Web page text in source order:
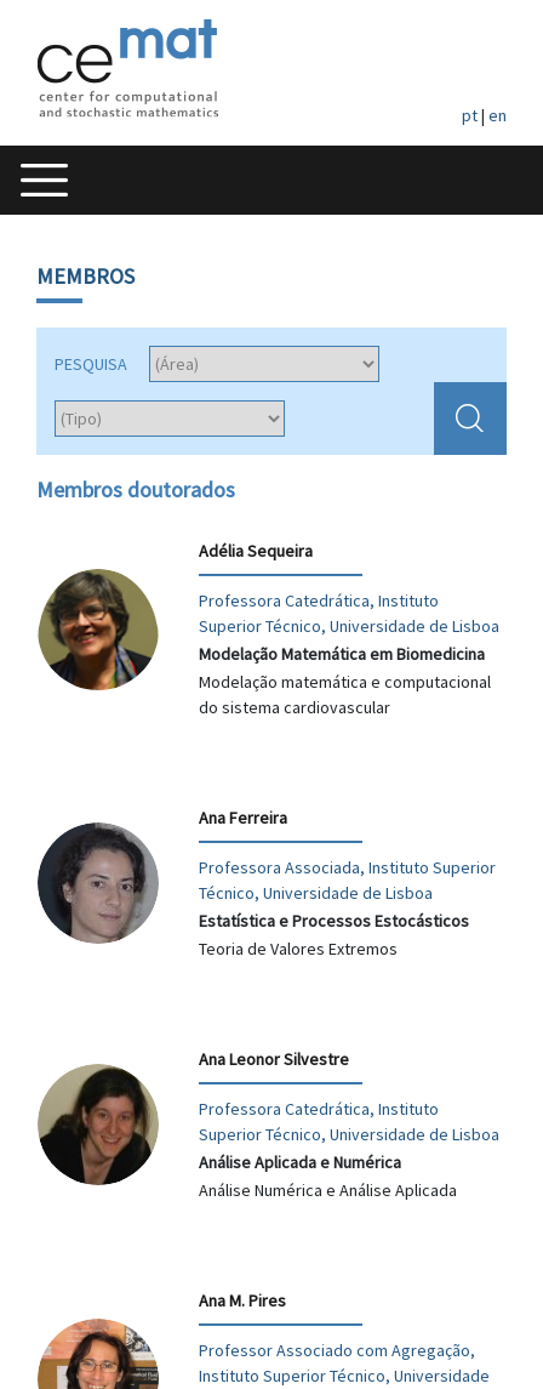
pt| en
MEMBROS
PESQUISA
Membros doutorados
Adélia Sequeira
Professora Catedrática, Instituto
Superior Técnico, Universidade de Lisboa
Modelação Matemática em Biomedicina
Modelação matemática e computacional
do sistema cardiovascular
Ana Ferreira
Professora Associada, Instituto Superior
Técnico, Universidade de Lisboa
Estatística e Processos Estocásticos
Teoria de Valores Extremos
Ana Leonor Silvestre
Professora Catedrática, Instituto
Superior Técnico, Universidade de Lisboa
Análise Aplicada e Numérica
Análise Numérica e Análise Aplicada
Ana M. Pires
Professor Associado com Agregação,
Instituto Superior Técnico, Universidade